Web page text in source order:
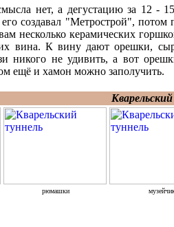
нет, а дегустацию за 12 -
создавал "Метрострой", потом
несколько керамических
вина. К вину дают орешки,
никого не удивить, а вот
ещё и хамон можно заполучить.
рюмашки